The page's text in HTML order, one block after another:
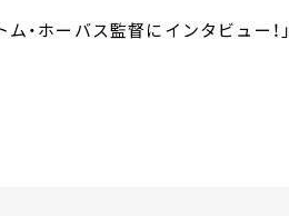
・ホーバス監督にインタビュー！」